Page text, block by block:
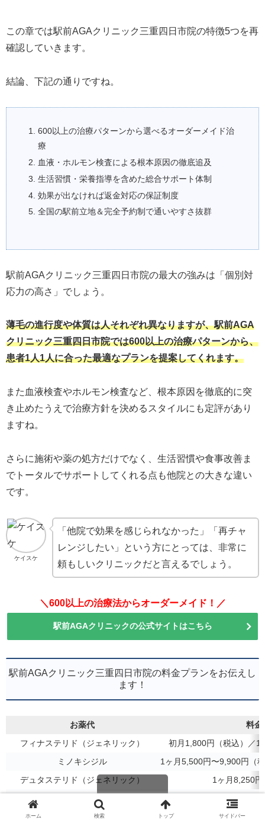
この章では駅前AGAクリニック三重四日市院の特徴5つを再
確認していきます。
結論、下記の通りですね。
600以上の治療パターンから選べるオーダーメイド治
療
血液・ホルモン検査による根本原因の徹底追及
生活習慣・栄養指導を含めた総合サポート体制
効果が出なければ返金対応の保証制度
全国の駅前立地＆完全予約制で通いやすさ抜群
駅前AGAクリニック三重四日市院の最大の強みは「個別対
応力の高さ」でしょう。
薄毛の進行度や体質は人それぞれ異なりますが、駅前AGA
クリニック三重四日市院では600以上の治療パターンから、
患者1人1人に合った最適なプランを提案してくれます。
また血液検査やホルモン検査など、根本原因を徹底的に突
き止めたうえで治療方針を決めるスタイルにも定評があり
ますね。
さらに施術や薬の処方だけでなく、生活習慣や食事改善ま
でトータルでサポートしてくれる点も他院との大きな違い
です。
ケイスケ
「他院で効果を感じられなかった」「再チャ
レンジしたい」という方にとっては、非常に
頼もしいクリニックだと言えるでしょう。
＼600以上の治療法からオーダーメイド！／
駅前AGAクリニックの公式サイトはこちら
駅前AGAクリニック三重四日市院の料金プランをお伝えし
ます！
お薬代
料金
フィナステリド（ジェネリック）
初月1,800円（税込）／1
ミノキシジル
1ヶ月5,500円〜9,900円（
デュタステリド（ジェネリック）
1ヶ月8,250
スピロノラクトン（女性用薄毛治療薬）
1ヶ月5,500円〜9,900円（
ヒトプラセンタカプセル
1ヶ月27,500
ホーム 検索 トップ サイドバー